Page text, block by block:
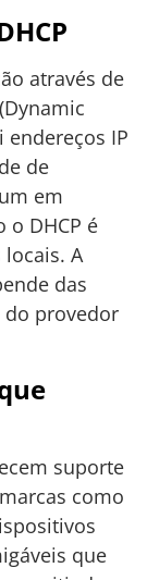
através de
(Dynamic
IP
de
em
o DHCP é
A
das
do provedor
suporte
como
que